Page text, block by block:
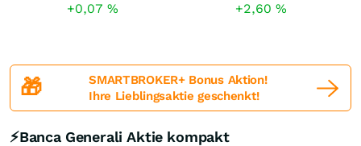
+0,07 % +2,60 %
🎁
SMARTBROKER+ Bonus Aktion!
Ihre Lieblingsaktie geschenkt!
⚡Banca Generali Aktie kompakt